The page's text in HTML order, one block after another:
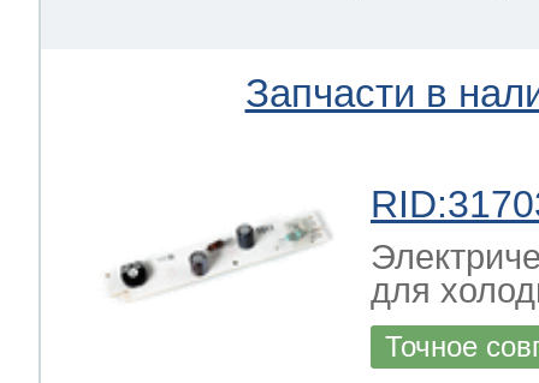
Запчасти в
для
Точное